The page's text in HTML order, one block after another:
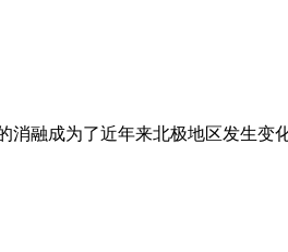
融成为了近年来北极地区发生